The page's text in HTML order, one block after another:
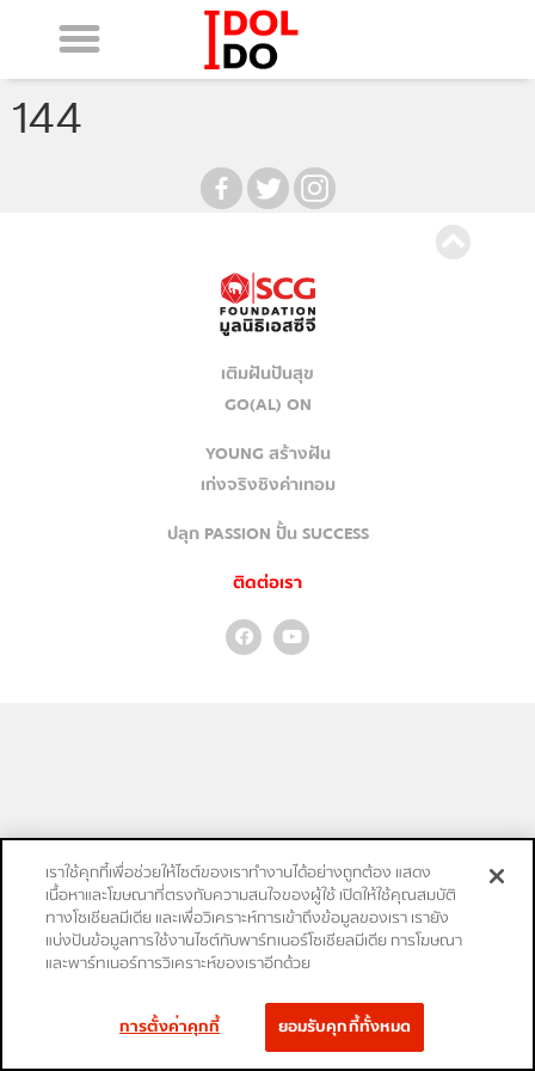
144
เติมฝันปันสุข
GO(AL) ON
YOUNG สร้างฝัน
เก่งจริงชิงค่าเทอม
ปลุก PASSION ปั้น SUCCESS
ติดต่อเรา
เราใช้คุกกี้เพื่อช่วยให้ไซต์ของเราทำงานได้อย่างถูกต้อง แสดง
เนื้อหาและโฆษณาที่ตรงกับความสนใจของผู้ใช้ เปิดให้ใช้คุณสมบัติ
ทางโซเชียลมีเดีย และเพื่อวิเคราะห์การเข้าถึงข้อมูลของเรา เรายัง
แบ่งปันข้อมูลการใช้งานไซต์กับพาร์ทเนอร์โซเชียลมีเดีย การโฆษณา
และพาร์ทเนอร์การวิเคราะห์ของเราอีกด้วย
การตั้งค่าคุกกี้ ยอมรับคุกกี้ทั้งหมด